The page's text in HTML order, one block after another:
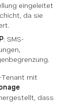
eingeleitet
da sie
: SMS-
Tenant mit
dass